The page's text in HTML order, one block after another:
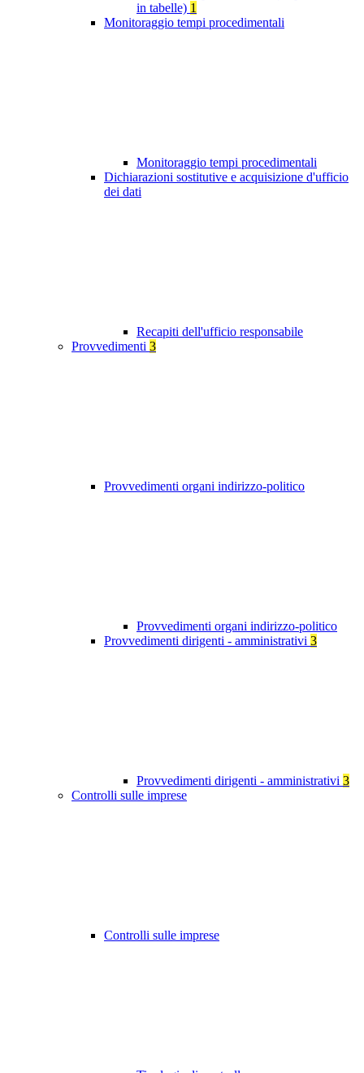
in tabelle) 1
Monitoraggio tempi procedimentali
Monitoraggio tempi procedimentali
Dichiarazioni sostitutive e acquisizione d'ufficio
dei dati
Recapiti dell'ufficio responsabile
Provvedimenti 3
Provvedimenti organi indirizzo-politico
Provvedimenti organi indirizzo-politico
Provvedimenti dirigenti - amministrativi 3
Provvedimenti dirigenti - amministrativi 3
Controlli sulle imprese
Controlli sulle imprese